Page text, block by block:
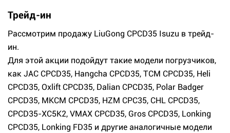
Трейд-ин
Рассмотрим продажу LiuGong CPCD35 Isuzu в трейд-
ин.
Для этой акции подойдут такие модели погрузчиков,
как JAC CPCD35, Hangcha CPCD35, TCM CPCD35, Heli
CPCD35, Oxlift CPCD35, Dalian CPCD35, Polar Badger
CPCD35, МКСМ CPCD35, HZM CPC35, CHL CPCD35,
CPCD35-XC5K2, VMAX CPCD35, Gros CPCD35, Lonking
CPCD35, Lonking FD35 и другие аналогичные модели